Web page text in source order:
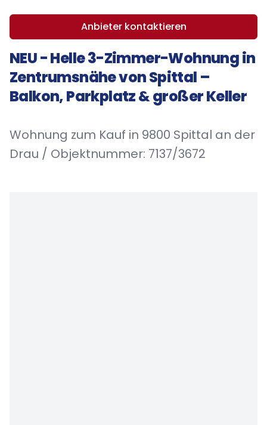
Anbieter kontaktieren
NEU - Helle 3-Zimmer-Wohnung in
Zentrumsnähe von Spittal –
Balkon, Parkplatz & großer Keller
Wohnung zum Kauf in 9800 Spittal an der
Drau / Objektnummer: 7137/3672